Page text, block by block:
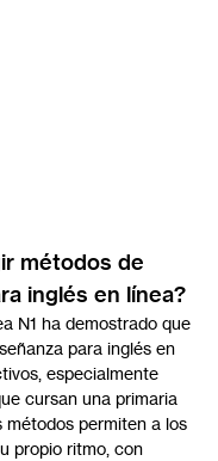
métodos de
inglés en línea?
N1 ha demostrado que
para inglés en
especialmente
cursan una primaria
métodos permiten a los
propio ritmo, con